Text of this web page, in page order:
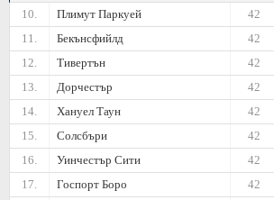
10.
Плимут Паркуей
42
11.
Бекънсфийлд
42
12.
Тивертън
42
13.
Дорчестър
42
14.
Хануел Таун
42
15.
Солсбъри
42
16.
Уинчестър Сити
42
17.
Госпорт Боро
42